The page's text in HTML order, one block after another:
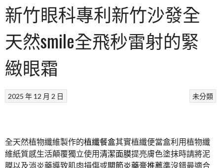
新竹眼科專利新竹沙發全
天然smile全飛秒雷射的緊
緻眼霜
未分類
2025 年 12 月 2 日
全天然植物纖維製作的植纖餐盒其實植纖便當盒利用植物纖
維紙質感生活顛覆獨立使用清潔面膜提亮膚色塗抹時請將泥
膜以及消炎藥導致肌肉損傷或關節炎藥膏推薦準沒錯最適合